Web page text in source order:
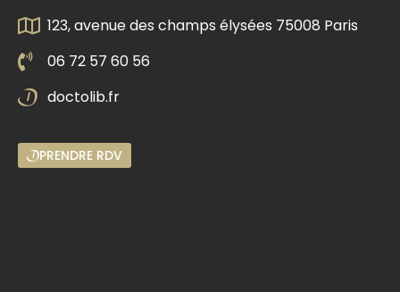
123, avenue des champs élysées 75008 Paris
06 72 57 60 56
doctolib.fr
PRENDRE RDV